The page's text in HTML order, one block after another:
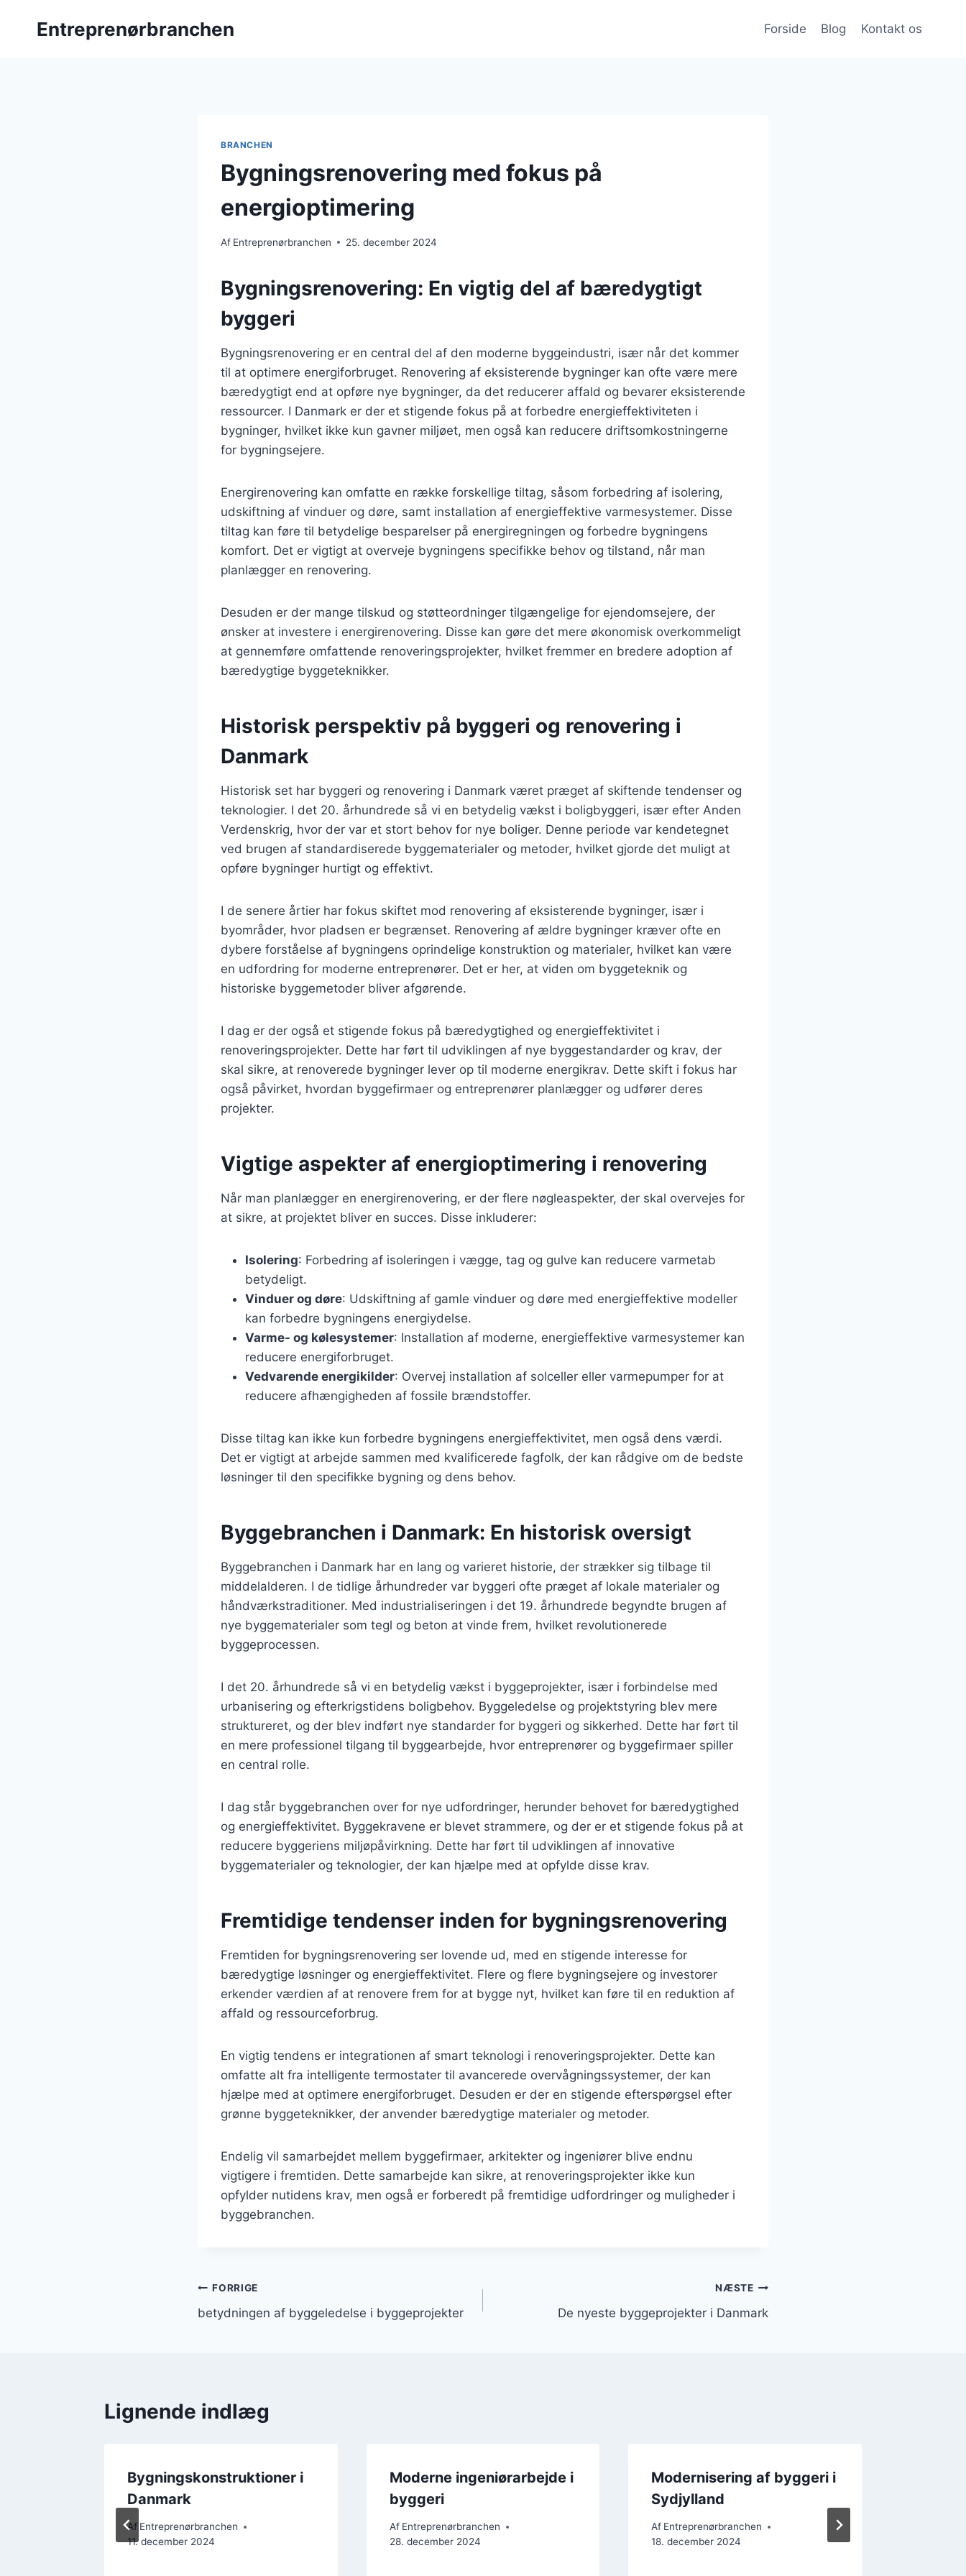
Entreprenørbranchen Forside Blog Kontakt os
BRANCHEN
Bygningsrenovering med fokus på
energioptimering
Af Entreprenørbranchen 25. december 2024
Bygningsrenovering: En vigtig del af bæredygtigt
byggeri
Bygningsrenovering er en central del af den moderne byggeindustri, især når det kommer
til at optimere energiforbruget. Renovering af eksisterende bygninger kan ofte være mere
bæredygtigt end at opføre nye bygninger, da det reducerer affald og bevarer eksisterende
ressourcer. I Danmark er der et stigende fokus på at forbedre energieffektiviteten i
bygninger, hvilket ikke kun gavner miljøet, men også kan reducere driftsomkostningerne
for bygningsejere.
Energirenovering kan omfatte en række forskellige tiltag, såsom forbedring af isolering,
udskiftning af vinduer og døre, samt installation af energieffektive varmesystemer. Disse
tiltag kan føre til betydelige besparelser på energiregningen og forbedre bygningens
komfort. Det er vigtigt at overveje bygningens specifikke behov og tilstand, når man
planlægger en renovering.
Desuden er der mange tilskud og støtteordninger tilgængelige for ejendomsejere, der
ønsker at investere i energirenovering. Disse kan gøre det mere økonomisk overkommeligt
at gennemføre omfattende renoveringsprojekter, hvilket fremmer en bredere adoption af
bæredygtige byggeteknikker.
Historisk perspektiv på byggeri og renovering i
Danmark
Historisk set har byggeri og renovering i Danmark været præget af skiftende tendenser og
teknologier. I det 20. århundrede så vi en betydelig vækst i boligbyggeri, især efter Anden
Verdenskrig, hvor der var et stort behov for nye boliger. Denne periode var kendetegnet
ved brugen af standardiserede byggematerialer og metoder, hvilket gjorde det muligt at
opføre bygninger hurtigt og effektivt.
I de senere årtier har fokus skiftet mod renovering af eksisterende bygninger, især i
byområder, hvor pladsen er begrænset. Renovering af ældre bygninger kræver ofte en
dybere forståelse af bygningens oprindelige konstruktion og materialer, hvilket kan være
en udfordring for moderne entreprenører. Det er her, at viden om byggeteknik og
historiske byggemetoder bliver afgørende.
I dag er der også et stigende fokus på bæredygtighed og energieffektivitet i
renoveringsprojekter. Dette har ført til udviklingen af nye byggestandarder og krav, der
skal sikre, at renoverede bygninger lever op til moderne energikrav. Dette skift i fokus har
også påvirket, hvordan byggefirmaer og entreprenører planlægger og udfører deres
projekter.
Vigtige aspekter af energioptimering i renovering
Når man planlægger en energirenovering, er der flere nøgleaspekter, der skal overvejes for
at sikre, at projektet bliver en succes. Disse inkluderer:
Isolering: Forbedring af isoleringen i vægge, tag og gulve kan reducere varmetab
betydeligt.
Vinduer og døre: Udskiftning af gamle vinduer og døre med energieffektive modeller
kan forbedre bygningens energiydelse.
Varme- og kølesystemer: Installation af moderne, energieffektive varmesystemer kan
reducere energiforbruget.
Vedvarende energikilder: Overvej installation af solceller eller varmepumper for at
reducere afhængigheden af fossile brændstoffer.
Disse tiltag kan ikke kun forbedre bygningens energieffektivitet, men også dens værdi.
Det er vigtigt at arbejde sammen med kvalificerede fagfolk, der kan rådgive om de bedste
løsninger til den specifikke bygning og dens behov.
Byggebranchen i Danmark: En historisk oversigt
Byggebranchen i Danmark har en lang og varieret historie, der strækker sig tilbage til
middelalderen. I de tidlige århundreder var byggeri ofte præget af lokale materialer og
håndværkstraditioner. Med industrialiseringen i det 19. århundrede begyndte brugen af
nye byggematerialer som tegl og beton at vinde frem, hvilket revolutionerede
byggeprocessen.
I det 20. århundrede så vi en betydelig vækst i byggeprojekter, især i forbindelse med
urbanisering og efterkrigstidens boligbehov. Byggeledelse og projektstyring blev mere
struktureret, og der blev indført nye standarder for byggeri og sikkerhed. Dette har ført til
en mere professionel tilgang til byggearbejde, hvor entreprenører og byggefirmaer spiller
en central rolle.
I dag står byggebranchen over for nye udfordringer, herunder behovet for bæredygtighed
og energieffektivitet. Byggekravene er blevet strammere, og der er et stigende fokus på at
reducere byggeriens miljøpåvirkning. Dette har ført til udviklingen af innovative
byggematerialer og teknologier, der kan hjælpe med at opfylde disse krav.
Fremtidige tendenser inden for bygningsrenovering
Fremtiden for bygningsrenovering ser lovende ud, med en stigende interesse for
bæredygtige løsninger og energieffektivitet. Flere og flere bygningsejere og investorer
erkender værdien af at renovere frem for at bygge nyt, hvilket kan føre til en reduktion af
affald og ressourceforbrug.
En vigtig tendens er integrationen af smart teknologi i renoveringsprojekter. Dette kan
omfatte alt fra intelligente termostater til avancerede overvågningssystemer, der kan
hjælpe med at optimere energiforbruget. Desuden er der en stigende efterspørgsel efter
grønne byggeteknikker, der anvender bæredygtige materialer og metoder.
Endelig vil samarbejdet mellem byggefirmaer, arkitekter og ingeniører blive endnu
vigtigere i fremtiden. Dette samarbejde kan sikre, at renoveringsprojekter ikke kun
opfylder nutidens krav, men også er forberedt på fremtidige udfordringer og muligheder i
byggebranchen.
Indlægsnavigation
FORRIGE
betydningen af byggeledelse i byggeprojekter
NÆSTE
De nyeste byggeprojekter i Danmark
Lignende indlæg
Bygningskonstruktioner i
Danmark
Af Entreprenørbranchen
11. december 2024
Moderne ingeniørarbejde i
byggeri
Af Entreprenørbranchen
28. december 2024
Modernisering af byggeri i
Sydjylland
Af Entreprenørbranchen
18. december 2024